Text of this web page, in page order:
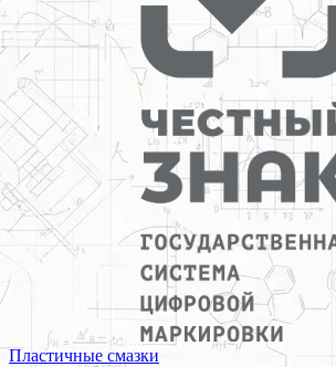
Пластичные смазки